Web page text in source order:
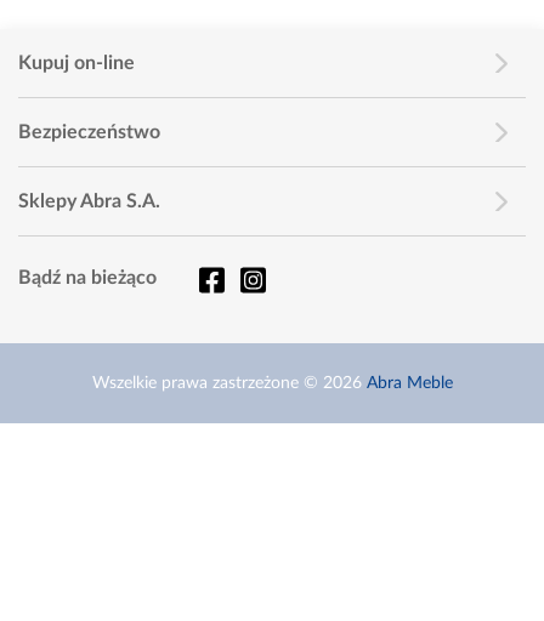
Kupuj on-line
Bezpieczeństwo
Sklepy Abra S.A.
Bądź na bieżąco
Wszelkie prawa zastrzeżone © 2026 Abra Meble